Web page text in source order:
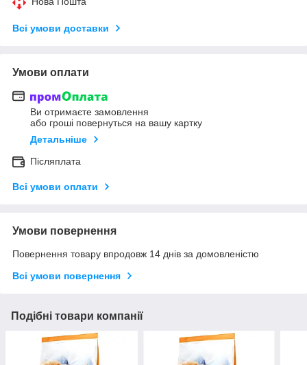
Всі умови доставки
Умови оплати
Ви отримаєте замовлення
або гроші повернуться на вашу картку
Детальніше
Післяплата
Всі умови оплати
Умови повернення
Повернення товару впродовж 14 днів за домовленістю
Всі умови повернення
Подібні товари компанії